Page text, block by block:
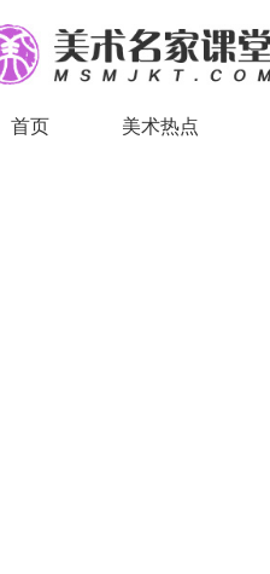
首页 美术热点